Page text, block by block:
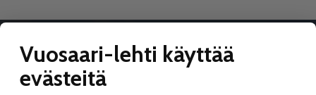
VUOSAARI-LEHTI
Vuosaari-lehti käyttää
evästeitä